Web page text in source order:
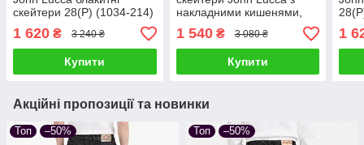
скейтери 28(Р) (1034-214)
1 620 ₴ 3 240 ₴
Купити
накладними кишенями,
світло-сині
1 540₴ 3 080 ₴
Купити
1
Акційні пропозиції та новинки
Топ –50% Топ –50%